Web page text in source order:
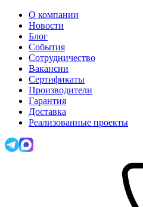
О компании
Новости
Блог
События
Сотрудничество
Вакансии
Сертификаты
Производители
Гарантия
Доставка
Реализованные проекты